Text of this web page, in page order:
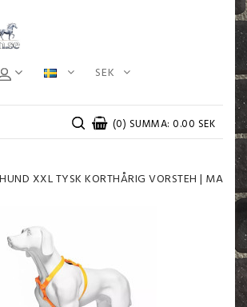
SEK
(0) SUMMA: 0.00 SEK
XXL TYSK KORTHÅRIG VORSTEH |